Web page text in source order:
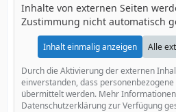
Inhalte von externen Seiten
Zustimmung nicht automatisch
Inhalt einmalig anzeigen Alle
Durch die Aktivierung der externen
einverstanden, dass
übermittelt werden. Mehr
Datenschutzerklärung zur Verfügung